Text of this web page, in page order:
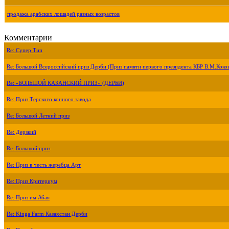
продажа арабских лошадей разных возрастов
Комментарии
Re: Супер Тип
Re: Большой Всероссийский приз Дерби (Приз памяти первого президента КБР
Re: «БОЛЬШОЙ КАЗАНСКИЙ ПРИЗ» (ДЕРБИ)
Re: Приз Терского конного завода
Re: Большой Летний приз
Re: Дерзкий
Re: Большой приз
Re: Приз в честь жеребца Арт
Re: Приз Критериум
Re: Приз им.Абая
Re: Kinga Farm Казахстан Дерби